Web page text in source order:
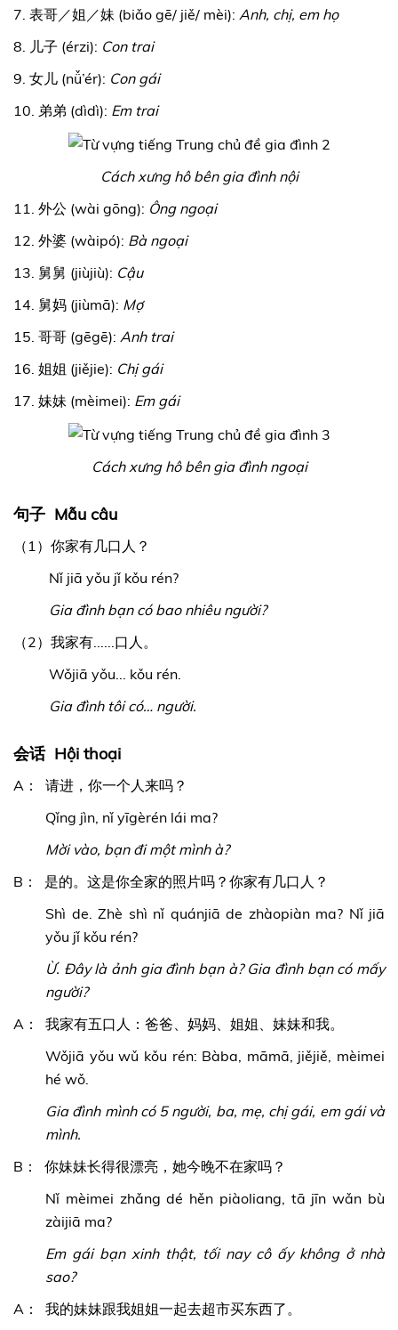
7. 表哥／姐／妹 (biǎo gē/ jiě/ mèi): Anh, chị, em họ
8. 儿子 (érzi): Con trai
9. 女儿 (nǚ’ér): Con gái
10. 弟弟 (dìdì): Em trai
Cách xưng hô bên gia đình nội
11. 外公 (wài gōng): Ông ngoại
12. 外婆 (wàipó): Bà ngoại
13. 舅舅 (jiùjiù): Cậu
14. 舅妈 (jiùmā): Mợ
15. 哥哥 (gēgē): Anh trai
16. 姐姐 (jiějie): Chị gái
17. 妹妹 (mèimei): Em gái
Cách xưng hô bên gia đình ngoại
句子 Mẫu câu
（1）你家有几口人？
Nǐ jiā yǒu jǐ kǒu rén?
Gia đình bạn có bao nhiêu người?
（2）我家有......口人。
Wǒjiā yǒu... kǒu rén.
Gia đình tôi có… người.
会话 Hội thoại
A： 请进，你一个人来吗？
Qǐng jìn, nǐ yīgèrén lái ma?
Mời vào, bạn đi một mình à?
B： 是的。这是你全家的照片吗？你家有几口人？
Shì de. Zhè shì nǐ quánjiā de zhàopiàn ma? Nǐ jiā
yǒu jǐ kǒu rén?
Ừ. Đây là ảnh gia đình bạn à? Gia đình bạn có mấy
người?
A： 我家有五口人：爸爸、妈妈、姐姐、妹妹和我。
Wǒjiā yǒu wǔ kǒu rén: Bàba, māmā, jiějiě, mèimei
hé wǒ.
Gia đình mình có 5 người, ba, mẹ, chị gái, em gái và
mình.
B： 你妹妹长得很漂亮，她今晚不在家吗？
Nǐ mèimei zhǎng dé hěn piàoliang, tā jīn wǎn bù
zàijiā ma?
Em gái bạn xinh thật, tối nay cô ấy không ở nhà
sao?
A： 我的妹妹跟我姐姐一起去超市买东西了。